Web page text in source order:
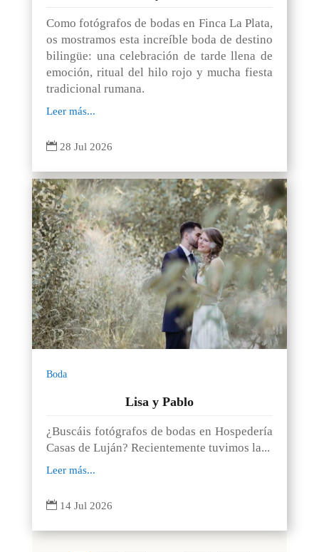
Como fotógrafos de bodas en Finca La Plata,
os mostramos esta increíble boda de destino
bilingüe: una celebración de tarde llena de
emoción, ritual del hilo rojo y mucha fiesta
tradicional rumana.
Leer más...
 28 Jul 2026
Boda
Lisa y Pablo
¿Buscáis fotógrafos de bodas en Hospedería
Casas de Luján? Recientemente tuvimos la...
Leer más...
 14 Jul 2026